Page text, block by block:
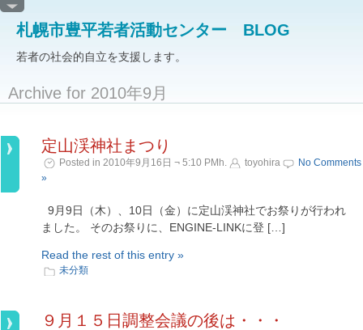
札幌市豊平若者活動センター BLOG
若者の社会的自立を支援します。
Archive for 2010年9月
定山渓神社まつり
Posted in 2010年9月16日 ¬ 5:10 PMh. toyohira
No Comments
»
9月9日（木）、10日（金）に定山渓神社でお祭りが行われ
ました。 そのお祭りに、ENGINE-LINKに登 […]
Read the rest of this entry »
未分類
９月１５日調整会議の後は・・・